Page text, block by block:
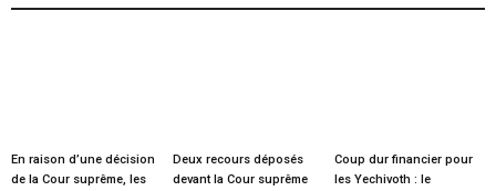
En raison d’une décision
de la Cour suprême, les
Deux recours déposés
devant la Cour suprême
Coup dur financier pour
les Yechivoth : le